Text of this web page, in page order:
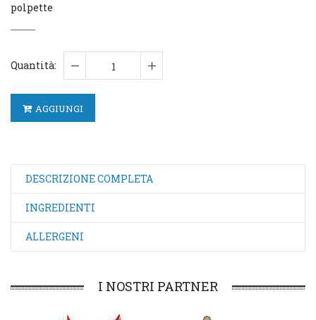
polpette
Quantità:
AGGIUNGI
DESCRIZIONE COMPLETA
INGREDIENTI
ALLERGENI
I NOSTRI PARTNER